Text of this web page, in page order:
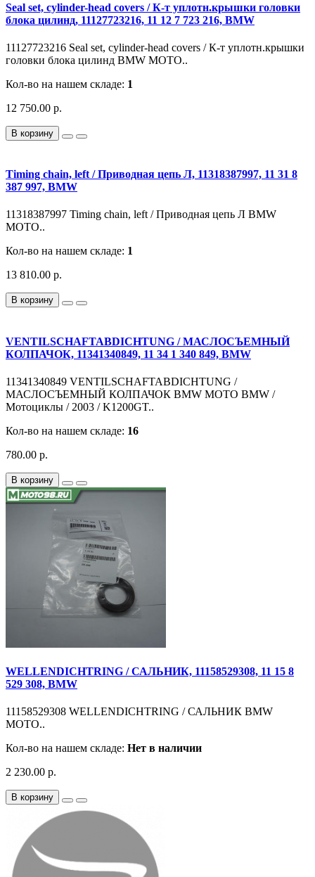
Seal set, cylinder-head covers / К-т уплотн.крышки головки
блока цилинд, 11127723216, 11 12 7 723 216, BMW
11127723216 Seal set, cylinder-head covers / К-т уплотн.крышки
головки блока цилинд BMW MOTO..
Кол-во на нашем складе: 1
12 750.00 р.
В корзину
Timing chain, left / Приводная цепь Л, 11318387997, 11 31 8
387 997, BMW
11318387997 Timing chain, left / Приводная цепь Л BMW
MOTO..
Кол-во на нашем складе: 1
13 810.00 р.
В корзину
VENTILSCHAFTABDICHTUNG / МАСЛОСЪЕМНЫЙ
КОЛПАЧОК, 11341340849, 11 34 1 340 849, BMW
11341340849 VENTILSCHAFTABDICHTUNG /
МАСЛОСЪЕМНЫЙ КОЛПАЧОК BMW MOTO BMW /
Мотоциклы / 2003 / K1200GT..
Кол-во на нашем складе: 16
780.00 р.
В корзину
WELLENDICHTRING / САЛЬНИК, 11158529308, 11 15 8
529 308, BMW
11158529308 WELLENDICHTRING / САЛЬНИК BMW
MOTO..
Кол-во на нашем складе: Нет в наличии
2 230.00 р.
В корзину